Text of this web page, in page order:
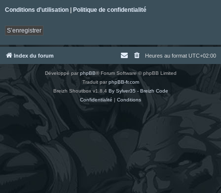
Conditions d’utilisation | Politique de confidentialité
S’enregistrer
Index du forum Heures au format UTC+02:00
Développé parphpBB® Forum Software © phpBB Limited
Traduit parphpBB-fr.com
Breizh Shoutbox v1.8.4 By Sylver35 - Breizh Code
Confidentialité | Conditions